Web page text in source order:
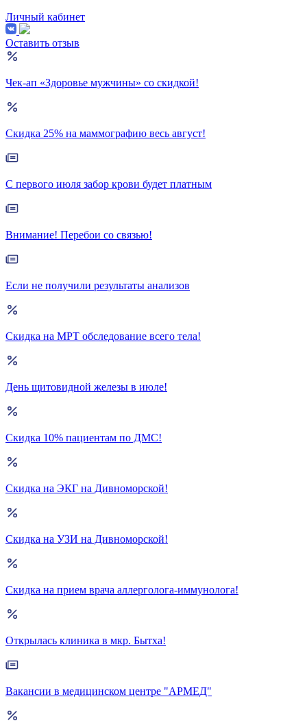
Личный кабинет
Оставить отзыв
Чек-ап «Здоровье мужчины» со скидкой!
Скидка 25% на маммографию весь август!
С первого июля забор крови будет платным
Внимание! Перебои со связью!
Если не получили результаты анализов
Скидка на МРТ обследование всего тела!
День щитовидной железы в июле!
Скидка 10% пациентам по ДМС!
Скидка на ЭКГ на Дивноморской!
Скидка на УЗИ на Дивноморской!
Скидка на прием врача аллерголога-иммунолога!
Открылась клиника в мкр. Бытха!
Вакансии в медицинском центре "АРМЕД"